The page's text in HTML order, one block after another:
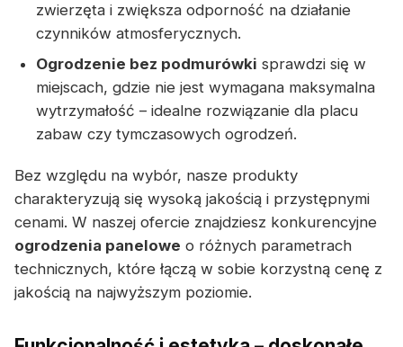
zwierzęta i zwiększa odporność na działanie
czynników atmosferycznych.
Ogrodzenie bez podmurówki sprawdzi się w
miejscach, gdzie nie jest wymagana maksymalna
wytrzymałość – idealne rozwiązanie dla placu
zabaw czy tymczasowych ogrodzeń.
Bez względu na wybór, nasze produkty
charakteryzują się wysoką jakością i przystępnymi
cenami. W naszej ofercie znajdziesz konkurencyjne
ogrodzenia panelowe o różnych parametrach
technicznych, które łączą w sobie korzystną cenę z
jakością na najwyższym poziomie.